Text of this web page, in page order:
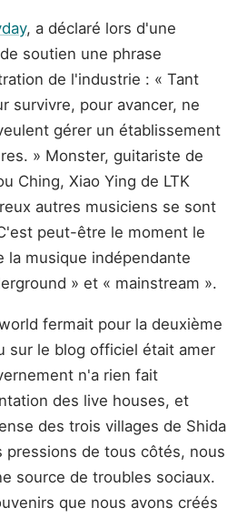
, a déclaré lors d'une
soutien une phrase
de l'industrie : « Tant
survivre, pour avancer, ne
gérer un établissement
» Monster, guitariste de
Ching, Xiao Ying de LTK
autres musiciens se sont
peut-être le moment le
la musique indépendante
» et « mainstream ».
fermait pour la deuxième
sur le blog officiel était amer
n'a rien fait
des live houses, et
des trois villages de Shida
de tous côtés, nous
source de troubles sociaux.
que nous avons créés